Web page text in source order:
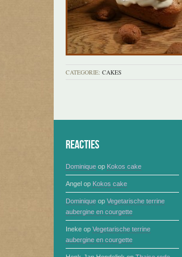
CATEGORIE: CAKES
Reacties
Dominique op Kokos cake
Angel op Kokos cake
Dominique op Vegetarische terrine
aubergine en courgette
Ineke op Vegetarische terrine
aubergine en courgette